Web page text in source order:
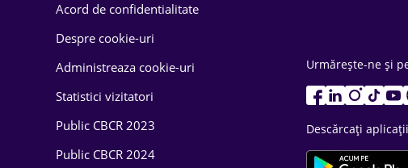
Acord de confidentialitate
Despre cookie-uri
Administreaza cookie-uri
Statistici vizitatori
Public CBCR 2023
Public CBCR 2024
Urmărește-ne și
Descărcați